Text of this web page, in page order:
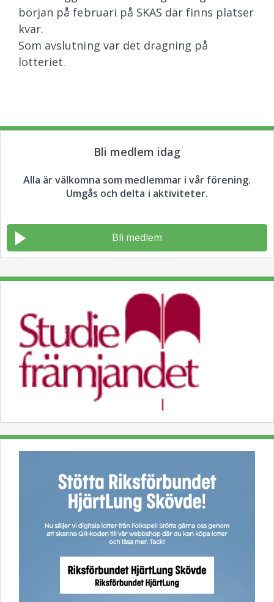
början på februari på SKAS där finns platser
kvar.
Som avslutning var det dragning på
lotteriet.
Bli medlem idag
Alla är välkomna som medlemmar i vår förening.
Umgås och delta i aktiviteter.
Bli medlem